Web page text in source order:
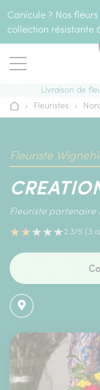
Canicule ? Nos
collection résistante
Livraison de
Accueil
› Fleuristes ›
Fleuriste
Fleuriste partenaire
★★★★★2.3/5 (3